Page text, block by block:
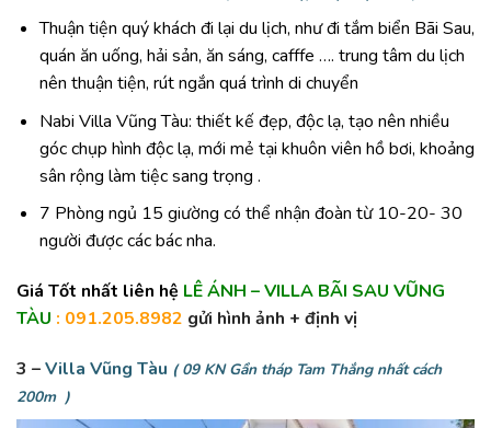
Thuận tiện quý khách đi lại du lịch, như đi tắm biển Bãi Sau,
quán ăn uống, hải sản, ăn sáng, cafffe …. trung tâm du lịch
nên thuận tiện, rút ngắn quá trình di chuyển
Nabi Villa Vũng Tàu: thiết kế đẹp, độc lạ, tạo nên nhiều
góc chụp hình độc lạ, mới mẻ tại khuôn viên hồ bơi, khoảng
sân rộng làm tiệc sang trọng .
7 Phòng ngủ 15 giường có thể nhận đoàn từ 10-20- 30
người được các bác nha.
Giá Tốt nhất liên hệ LÊ ÁNH – VILLA BÃI SAU VŨNG
TÀU : 091.205.8982 gửi hình ảnh + định vị
3 –Villa Vũng Tàu ( 09 KN Gần tháp Tam Thắng nhất cách
200m )